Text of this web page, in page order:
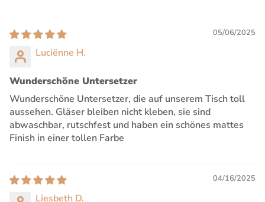
05/06/2025
Luciënne H.
Wunderschöne Untersetzer
Wunderschöne Untersetzer, die auf unserem Tisch toll
aussehen. Gläser bleiben nicht kleben, sie sind
abwaschbar, rutschfest und haben ein schönes mattes
Finish in einer tollen Farbe
04/16/2025
Liesbeth D.